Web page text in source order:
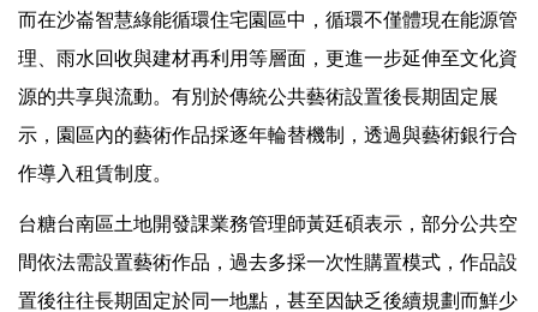
而在沙崙智慧綠能循環住宅園區中，循環不僅體現在能源管
理、雨水回收與建材再利用等層面，更進一步延伸至文化資
源的共享與流動。有別於傳統公共藝術設置後長期固定展
示，園區內的藝術作品採逐年輪替機制，透過與藝術銀行合
作導入租賃制度。
台糖台南區土地開發課業務管理師黃廷碩表示，部分公共空
間依法需設置藝術作品，過去多採一次性購置模式，作品設
置後往往長期固定於同一地點，甚至因缺乏後續規劃而鮮少